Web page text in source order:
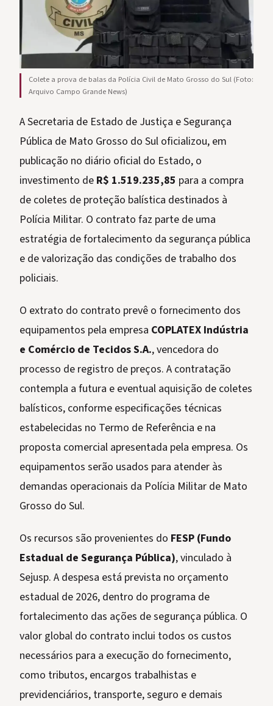
Colete a prova de balas da Polícia Civil de Mato Grosso do Sul (Foto:
Arquivo Campo Grande News)
A Secretaria de Estado de Justiça e Segurança
Pública de Mato Grosso do Sul oficializou, em
publicação no diário oficial do Estado, o
investimento de R$ 1.519.235,85 para a compra
de coletes de proteção balística destinados à
Polícia Militar. O contrato faz parte de uma
estratégia de fortalecimento da segurança pública
e de valorização das condições de trabalho dos
policiais.
O extrato do contrato prevê o fornecimento dos
equipamentos pela empresa COPLATEX Indústria
e Comércio de Tecidos S.A., vencedora do
processo de registro de preços. A contratação
contempla a futura e eventual aquisição de coletes
balísticos, conforme especificações técnicas
estabelecidas no Termo de Referência e na
proposta comercial apresentada pela empresa. Os
equipamentos serão usados para atender às
demandas operacionais da Polícia Militar de Mato
Grosso do Sul.
Os recursos são provenientes do FESP (Fundo
Estadual de Segurança Pública), vinculado à
Sejusp. A despesa está prevista no orçamento
estadual de 2026, dentro do programa de
fortalecimento das ações de segurança pública. O
valor global do contrato inclui todos os custos
necessários para a execução do fornecimento,
como tributos, encargos trabalhistas e
previdenciários, transporte, seguro e demais